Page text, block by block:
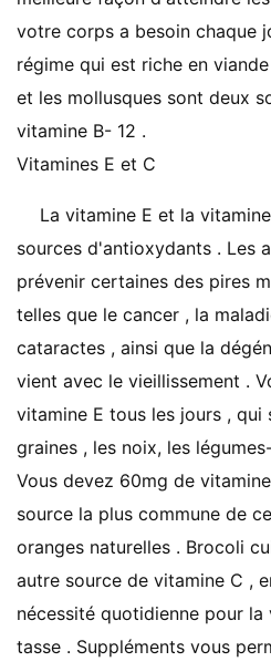
votre corps a besoin chaque
régime qui est riche en
et les mollusques sont deux
vitamine B- 12 .
Vitamines E et C
La vitamine E et la
sources d'antioxydants . Les
prévenir certaines des pires
telles que le cancer , la
cataractes , ainsi que la
vient avec le vieillissement .
vitamine E tous les jours , qui
graines , les noix, les
Vous devez 60mg de
source la plus commune de
oranges naturelles . Brocoli
autre source de vitamine C ,
nécessité quotidienne pour la
tasse . Suppléments vous